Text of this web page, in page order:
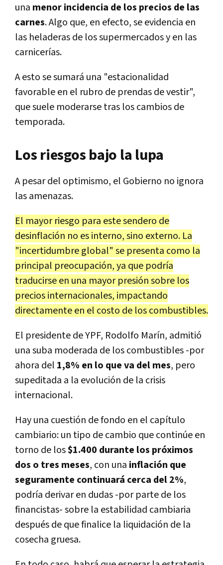
una menor incidencia de los precios de las
carnes. Algo que, en efecto, se evidencia en
las heladeras de los supermercados y en las
carnicerías.
A esto se sumará una "estacionalidad
favorable en el rubro de prendas de vestir",
que suele moderarse tras los cambios de
temporada.
Los riesgos bajo la lupa
A pesar del optimismo, el Gobierno no ignora
las amenazas.
El mayor riesgo para este sendero de
desinflación no es interno, sino externo. La
"incertidumbre global" se presenta como la
principal preocupación, ya que podría
traducirse en una mayor presión sobre los
precios internacionales, impactando
directamente en el costo de los combustibles.
El presidente de YPF, Rodolfo Marín, admitió
una suba moderada de los combustibles -por
ahora del 1,8% en lo que va del mes, pero
supeditada a la evolución de la crisis
internacional.
Hay una cuestión de fondo en el capítulo
cambiario: un tipo de cambio que continúe en
torno de los$1.400 durante los próximos
dos o tres meses, con una inflación que
seguramente continuará cerca del 2%,
podría derivar en dudas -por parte de los
financistas- sobre la estabilidad cambiaria
después de que finalice la liquidación de la
cosecha gruesa.